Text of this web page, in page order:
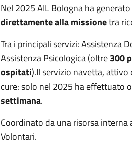
Nel 2025 AIL Bologna ha
direttamente alla missionetra
Tra i principali servizi: Assistenza
Assistenza Psicologica (oltre300
ospitati).Il servizio navetta,
cure: solo nel 2025 ha effettuato
settimana.
Coordinato da una risorsa
Volontari.